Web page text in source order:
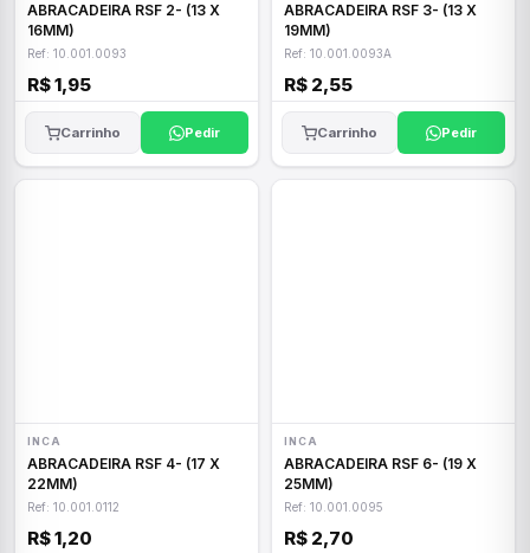
ABRACADEIRA RSF 2- (13 X
16MM)
Ref: 10.001.0093
R$ 1,95
Carrinho Pedir
ABRACADEIRA RSF 3- (13 X
19MM)
Ref: 10.001.0093A
R$ 2,55
Carrinho Pedir
INCA
ABRACADEIRA RSF 4- (17 X
22MM)
Ref: 10.001.0112
R$ 1,20
INCA
ABRACADEIRA RSF 6- (19 X
25MM)
Ref: 10.001.0095
R$ 2,70